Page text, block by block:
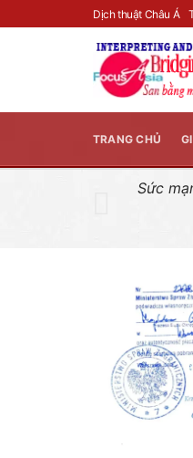
Dịch thuật Châu Á
TRANG CHỦ
Sức